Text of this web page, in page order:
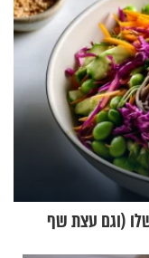
(וגם עצת שף